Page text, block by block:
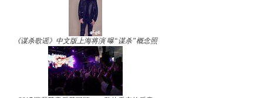
《谋杀歌谣》中文版上海将演 曝“谋杀”概念照